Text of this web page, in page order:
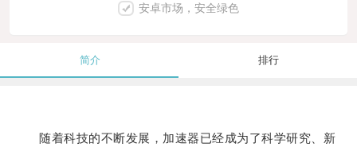
安卓市场，安全绿色
简介 排行
随着科技的不断发展，加速器已经成为了科学研究、新